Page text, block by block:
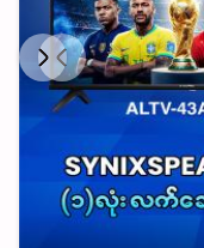
Previous
Next